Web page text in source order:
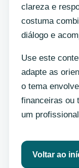
clareza e
costuma
diálogo e
Use este
adapte as
o tema
financeiras ou
um
Voltar ao